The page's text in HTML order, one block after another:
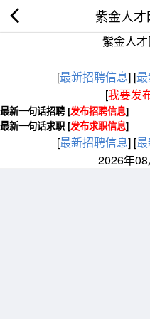
紫金人
紫金人
[最新招聘信息] [
[我要发
最新一句话招聘 [发布招聘信息]
最新一句话求职 [发布求职信息]
[最新招聘信息] [
2026年